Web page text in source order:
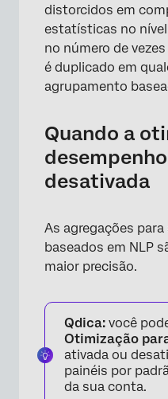
distorcidos em
estatísticas no
no número de
é duplicado em
agrupamento
Quando a
desativada
As agregações
baseados em NLP
maior precisão.
Qdica: você
Otimização
ativada ou
painéis por
da sua conta.